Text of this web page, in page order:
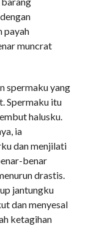
payah
muncrat
spermaku yang
Spermaku itu
halusku.
ia
dan menjilati
benar
drastis.
jantungku
dan menyesal
ketagihan